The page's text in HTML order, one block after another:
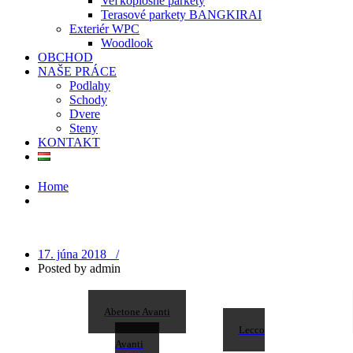
Terasové parkety BANGKIRAI
Exteriér WPC
Woodlook
OBCHOD
NAŠE PRÁCE
Podlahy
Schody
Dvere
Steny
KONTAKT
Home
17. júna 2018 /
Posted by admin
Abetone Avanti
Lecco
Avanti